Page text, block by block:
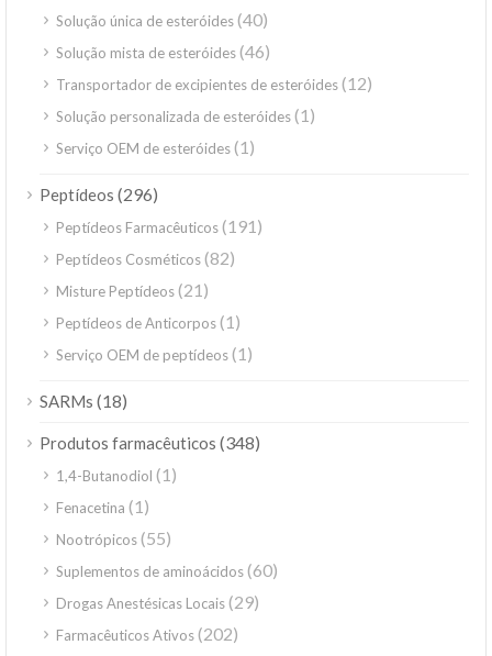
Solução única de esteróides(40)
Solução mista de esteróides(46)
Transportador de excipientes de esteróides(12)
Solução personalizada de esteróides(1)
Serviço OEM de esteróides(1)
Peptídeos (296)
Peptídeos Farmacêuticos(191)
Peptídeos Cosméticos(82)
Misture Peptídeos(21)
Peptídeos de Anticorpos(1)
Serviço OEM de peptídeos(1)
SARMs (18)
Produtos farmacêuticos (348)
1,4-Butanodiol (1)
Fenacetina (1)
Nootrópicos(55)
Suplementos de aminoácidos(60)
Drogas Anestésicas Locais(29)
Farmacêuticos Ativos(202)